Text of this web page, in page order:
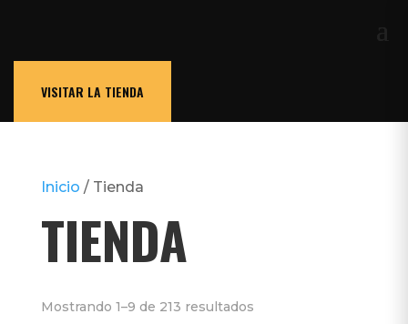
VISITAR LA TIENDA
Inicio / Tienda
TIENDA
Mostrando 1–9 de 213 resultados